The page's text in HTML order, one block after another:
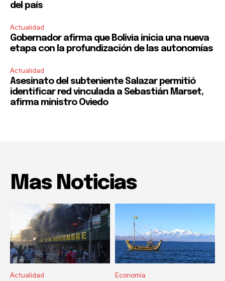
del país
Actualidad
Gobernador afirma que Bolivia inicia una nueva
etapa con la profundización de las autonomías
Actualidad
Asesinato del subteniente Salazar permitió
identificar red vinculada a Sebastián Marset,
afirma ministro Oviedo
Mas Noticias
Actualidad Economía